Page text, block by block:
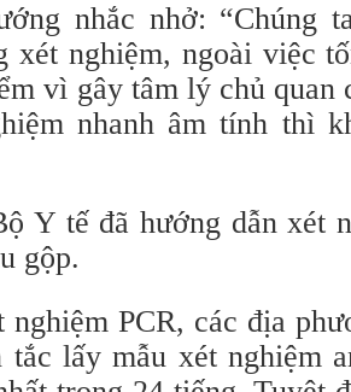
nhắc nhở: “Chúng
xét nghiệm, ngoài việc
vì gây tâm lý chủ quan
nhanh âm tính thì
Y tế đã hướng dẫn xét
gộp.
PCR, các địa
tắc lấy mẫu xét nghiệm